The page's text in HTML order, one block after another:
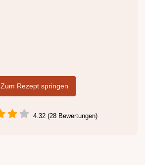
Zum Rezept springen
4.32 (28 Bewertungen)